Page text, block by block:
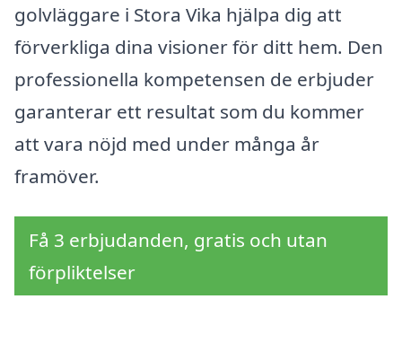
golvläggare i Stora Vika hjälpa dig att
förverkliga dina visioner för ditt hem. Den
professionella kompetensen de erbjuder
garanterar ett resultat som du kommer
att vara nöjd med under många år
framöver.
Få 3 erbjudanden, gratis och utan
förpliktelser